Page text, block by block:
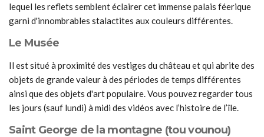
lequel les reflets semblent éclairer cet immense palais féerique
garni d'innombrables stalactites aux couleurs différentes.
Le Musée
Il est situé à proximité des vestiges du château et qui abrite des
objets de grande valeur à des périodes de temps différentes
ainsi que des objets d'art populaire. Vous pouvez regarder tous
les jours (sauf lundi) à midi des vidéos avec l’histoire de l’île.
Saint George de la montagne (tou vounou)